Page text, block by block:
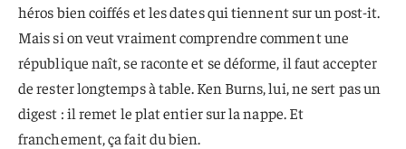
héros bien coiffés et les dates qui tiennent sur un post-it.
Mais si on veut vraiment comprendre comment une
république naît, se raconte et se déforme, il faut accepter
de rester longtemps à table. Ken Burns, lui, ne sert pas un
digest : il remet le plat entier sur la nappe. Et
franchement, ça fait du bien.